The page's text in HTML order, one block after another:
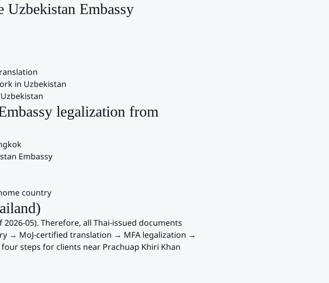
Uzbekistan Embassy
in Uzbekistan
Uzbekistan
legalization from
Embassy
country
05). Therefore, all Thai-issued documents
→ MoJ-certified translation → MFA legalization →
four steps for clients near Prachuap Khiri Khan